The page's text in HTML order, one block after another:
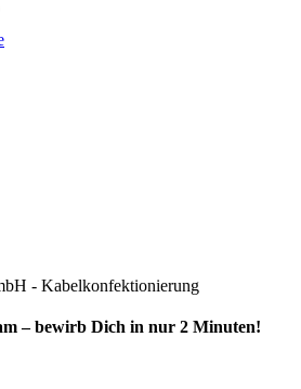
- Kabelkonfektionierung
– bewirb Dich in nur 2 Minuten!